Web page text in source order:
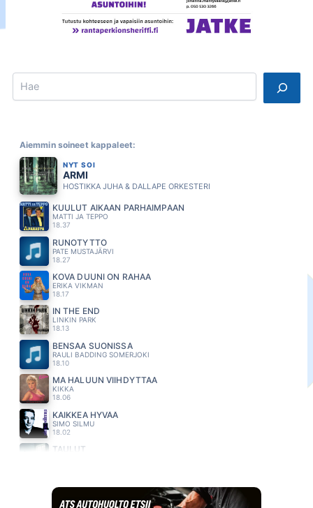
Search
Aiemmin soineet kappaleet:
NYT SOI
ARMI
HOSTIKKA JUHA & DALLAPE ORKESTERI
KUULUT AIKAAN PARHAIMPAAN
MATTI JA TEPPO
18.37
RUNOTYTTÖ
PATE MUSTAJÄRVI
18.27
KOVA DUUNI ON RAHAA
ERIKA VIKMAN
18.17
IN THE END
LINKIN PARK
18.13
BENSAA SUONISSA
RAULI BADDING SOMERJOKI
18.10
MA HALUUN VIIHDYTTAA
KIKKA
18.06
KAIKKEA HYVÄÄ
SIMO SILMU
18.02
TAULUT
MUTKATTOMAT
17.53